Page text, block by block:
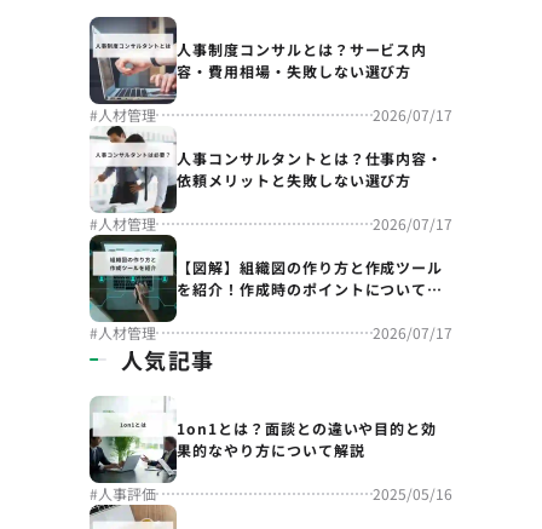
人事制度コンサルとは？サービス内
容・費用相場・失敗しない選び方
#人材管理 2026/07/17
人事コンサルタントとは？仕事内容・
依頼メリットと失敗しない選び方
#人材管理 2026/07/17
【図解】組織図の作り方と作成ツール
を紹介！作成時のポイントについても
#人材管理 2026/07/17
人気記事
1on1とは？面談との違いや目的と効
果的なやり方について解説
#人事評価 2025/05/16